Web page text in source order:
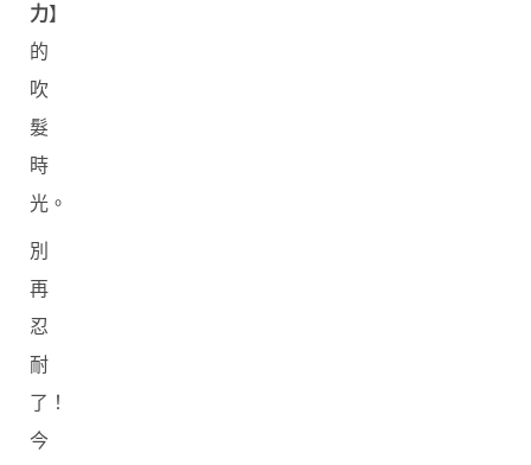
力】
的
吹
髮
時
光。
別
再
忍
耐
了！
今